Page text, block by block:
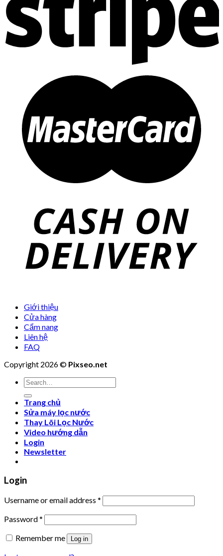
Giới thiệu
Cửa hàng
Cẩm nang
Liên hệ
FAQ
Copyright 2026 © Pixseo.net
Search
for:
Trang chủ
Sửa máy lọc nước
Thay Lõi Lọc Nước
Video hướng dẫn
Login
Newsletter
Login
Username or email address *
Password*
Remember me
Log in